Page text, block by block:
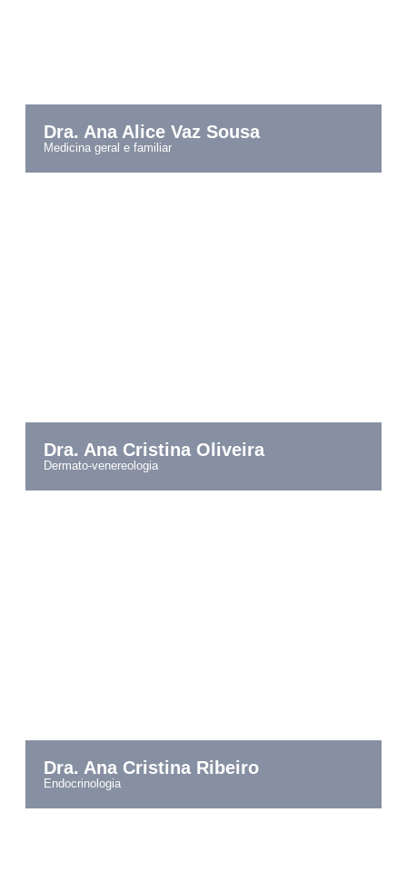
Dra. Ana Alice Vaz Sousa
medicina geral e familiar
Dra. Ana Cristina Oliveira
dermato-venereologia
Dra. Ana Cristina Ribeiro
endocrinologia